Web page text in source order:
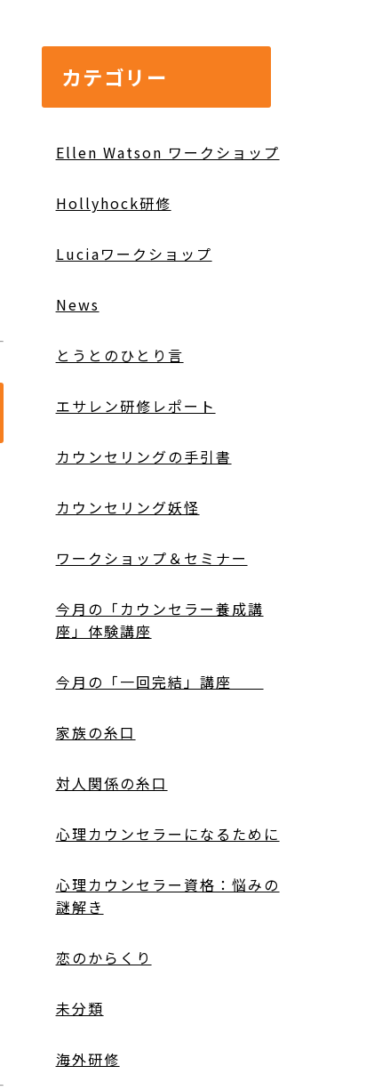
カテゴリー
Ellen Watson ワークショップ
Hollyhock研修
Luciaワークショップ
News
とうとのひとり言
エサレン研修レポート
カウンセリングの手引書
カウンセリング妖怪
ワークショップ＆セミナー
今月の「カウンセラー養成講
座」体験講座
今月の「一回完結」講座
家族の糸口
対人関係の糸口
心理カウンセラーになるために
心理カウンセラー資格：悩みの
謎解き
恋のからくり
未分類
海外研修